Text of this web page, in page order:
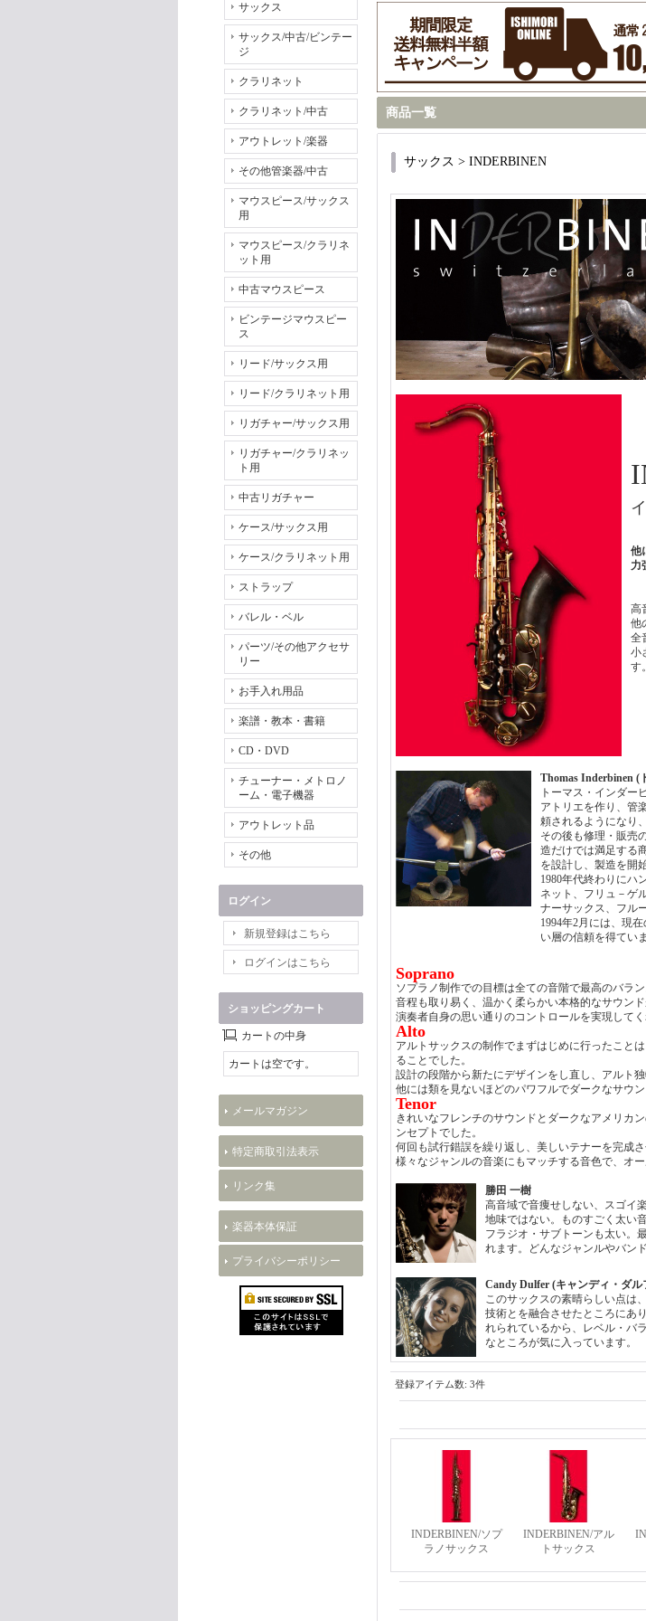
サックス
サックス/中古/ビンテー
ジ
クラリネット
クラリネット/中古
アウトレット/楽器
その他管楽器/中古
マウスピース/サックス
用
マウスピース/クラリネ
ット用
中古マウスピース
ビンテージマウスピー
ス
リード/サックス用
リード/クラリネット用
リガチャー/サックス用
リガチャー/クラリネッ
ト用
中古リガチャー
ケース/サックス用
ケース/クラリネット用
ストラップ
バレル・ベル
パーツ/その他アクセサ
リー
お手入れ用品
楽譜・教本・書籍
CD・DVD
チューナー・メトロノ
ーム・電子機器
アウトレット品
その他
ログイン
新規登録はこちら
ログインはこちら
ショッピングカート
カートの中身
カートは空です。
メールマガジン
特定商取引法表示
リンク集
楽器本体保証
プライバシーポリシー
商品一覧
サックス > INDERBINEN
他
力
高
他
全
小
す。
Thomas Inderbinen (
トーマス・インダー
アトリエを作り、管
頼されるようになり
その後も修理・販売
造だけでは満足する
を設計し、製造を開
1980年代終わりにハ
ネット、フリュ－ゲ
ナーサックス、フル
1994年2月には、現
い層の信頼を得ていま
Soprano
ソプラノ制作での目標は全ての音階で最高のバラ
音程も取り易く、温かく柔らかい本格的なサウンド
演奏者自身の思い通りのコントロールを実現して
Alto
アルトサックスの制作でまずはじめに行ったこと
ることでした。
設計の段階から新たにデザインをし直し、アルト独
他には類を見ないほどのパワフルでダークなサウ
Tenor
きれいなフレンチのサウンドとダークなアメリカ
ンセプトでした。
何回も試行錯誤を繰り返し、美しいテナーを完成さ
様々なジャンルの音楽にもマッチする音色で、オ
勝田 一樹
高音域で音痩せしない、スゴイ
地味ではない。ものすごく太い
フラジオ・サブトーンも太い。
れます。どんなジャンルやバン
Candy Dulfer (キャンディ・ダル
このサックスの素晴らしい点は
技術とを融合させたところにあ
れられているから、レベル・バ
なところが気に入っています。
登録アイテム数: 3件
INDERBINEN/ソプ
ラノサックス
INDERBINEN/アル
トサックス